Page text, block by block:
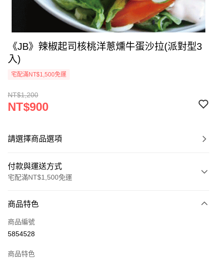
《JB》辣椒起司核桃洋蔥燻牛蛋沙拉(派對型3
入)
宅配滿NT$1,500免運
NT$1,200
NT$900
請選擇商品選項
付款與運送方式
宅配滿NT$1,500免運
信用卡一次付款
LINE Pay
商品特色
商品編號
5854528
商品特色